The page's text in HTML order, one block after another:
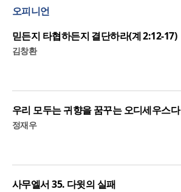
오피니언
믿든지 타협하든지 결단하라(계 2:12-17)
김창환
우리 모두는 귀향을 꿈꾸는 오디세우스다
정재우
사무엘서 35. 다윗의 실패